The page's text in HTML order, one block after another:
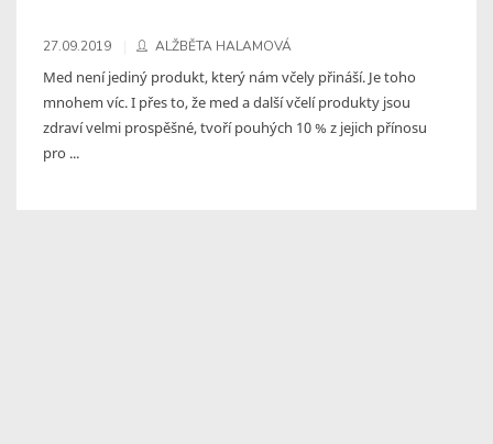
27.09.2019 ALŽBĚTA HALAMOVÁ
Med není jediný produkt, který nám včely přináší. Je toho
mnohem víc. I přes to, že med a další včelí produkty jsou
zdraví velmi prospěšné, tvoří pouhých 10 % z jejich přínosu
pro ...